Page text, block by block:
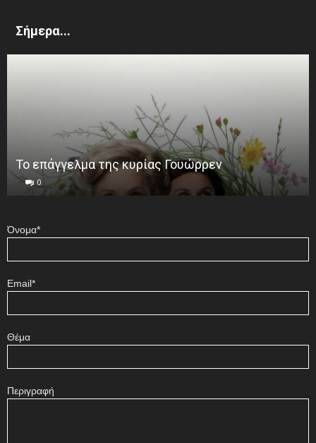
Σήμερα...
Το επάγγελμα της κυρίας Γουώρρεν
0
Όνομα*
Email*
Θέμα
Περιγραφή